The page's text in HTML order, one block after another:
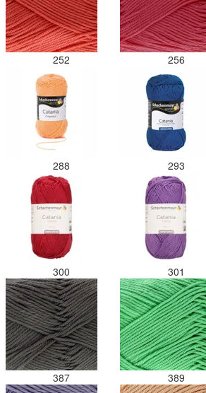
zeker wel
de viltwol. Goede
verhouding.
252 256
288 293
300 301
387 389